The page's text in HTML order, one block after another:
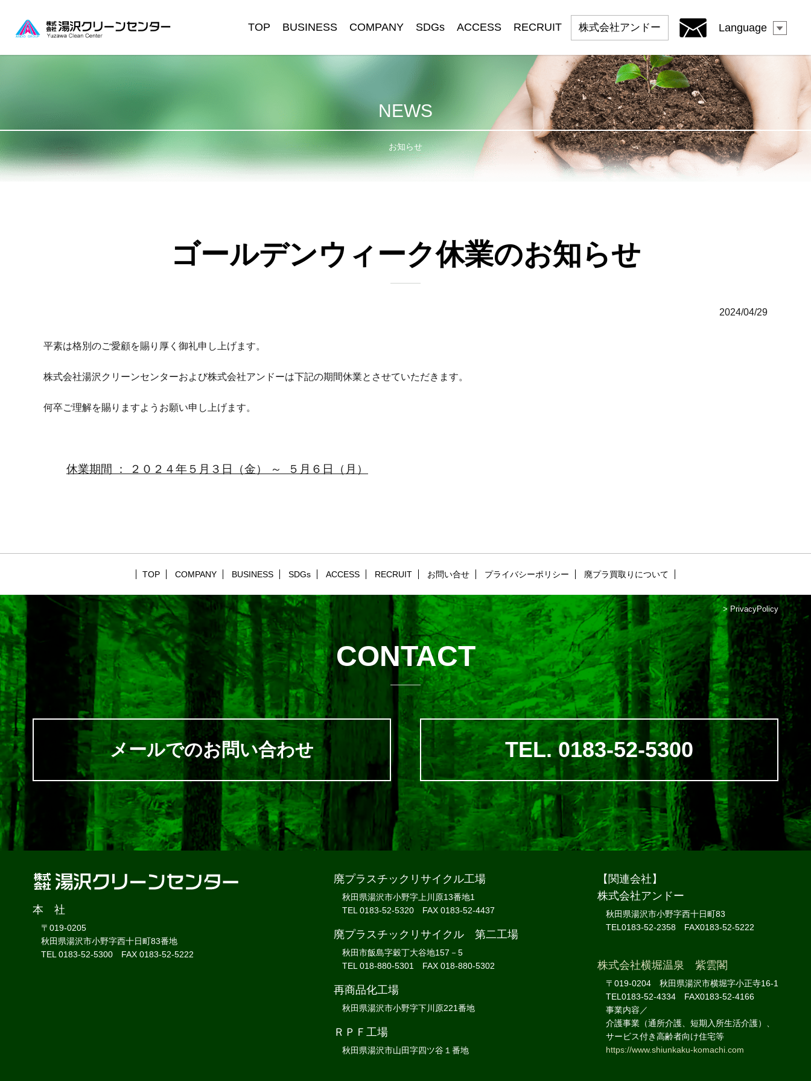
TOP BUSINESS COMPANY SDGs ACCESS RECRUIT 株式会社アンドー Language
NEWS
お知らせ
ゴールデンウィーク休業のお知らせ
2024/04/29
平素は格別のご愛顧を賜り厚く御礼申し上げます。
株式会社湯沢クリーンセンターおよび株式会社アンドーは下記の期間休業とさせていただきます。
何卒ご理解を賜りますようお願い申し上げます。
休業期間 ： ２０２４年５月３日（金） ～ ５月６日（月）
TOP COMPANY BUSINESS SDGs ACCESS RECRUIT お問い合せ プライバシーポリシー 廃プラ買取りについて
> PrivacyPolicy
CONTACT
メールでのお問い合わせ TEL. 0183-52-5300
本 社
〒019-0205
秋田県湯沢市小野字西十日町83番地
TEL 0183-52-5300 FAX 0183-52-5222
廃プラスチックリサイクル工場
秋田県湯沢市小野字上川原13番地1
TEL 0183-52-5320 FAX 0183-52-4437
廃プラスチックリサイクル 第二工場
秋田市飯島字穀丁大谷地157－5
TEL 018-880-5301 FAX 018-880-5302
再商品化工場
秋田県湯沢市小野字下川原221番地
ＲＰＦ工場
秋田県湯沢市山田字四ツ谷１番地
【関連会社】
株式会社アンドー
秋田県湯沢市小野字西十日町83
TEL0183-52-2358 FAX0183-52-5222
株式会社横堀温泉 紫雲閣
〒019-0204 秋田県湯沢市横堀字小正寺16-1
TEL0183-52-4334 FAX0183-52-4166
事業内容／
介護事業（通所介護、短期入所生活介護）、
サービス付き高齢者向け住宅等
https://www.shiunkaku-komachi.com